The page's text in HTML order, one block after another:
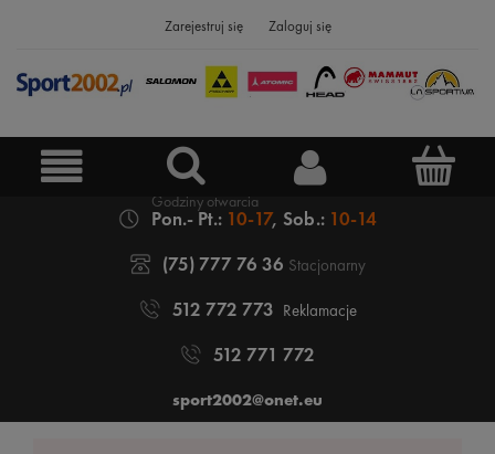
Zarejestruj się Zaloguj się
Pon.- Pt.: 10-17, Sob.: 10-14
(75) 777 76 36 Stacjonarny
512 772 773 Reklamacje
512 771 772
sport2002@onet.eu